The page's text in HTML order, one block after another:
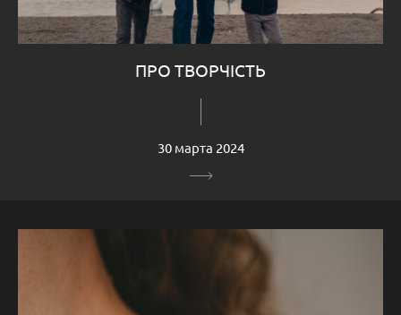
ПРО ТВОРЧІСТЬ
30 марта 2024